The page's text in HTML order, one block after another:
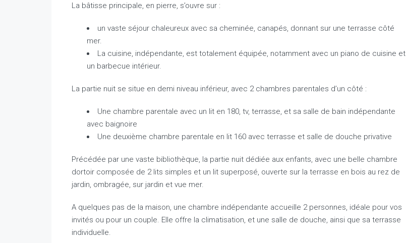
La bâtisse principale, en pierre, s’ouvre sur :
un vaste séjour chaleureux avec sa cheminée, canapés, donnant sur une terrasse côté
mer.
La cuisine, indépendante, est totalement équipée, notamment avec un piano de cuisine et
un barbecue intérieur.
La partie nuit se situe en demi niveau inférieur, avec 2 chambres parentales d’un côté :
Une chambre parentale avec un lit en 180, tv, terrasse, et sa salle de bain indépendante
avec baignoire
Une deuxième chambre parentale en lit 160 avec terrasse et salle de douche privative
Précédée par une vaste bibliothèque, la partie nuit dédiée aux enfants, avec une belle chambre
dortoir composée de 2 lits simples et un lit superposé, ouverte sur la terrasse en bois au rez de
jardin, ombragée, sur jardin et vue mer.
A quelques pas de la maison, une chambre indépendante accueille 2 personnes, idéale pour vos
invités ou pour un couple. Elle offre la climatisation, et une salle de douche, ainsi que sa terrasse
individuelle.